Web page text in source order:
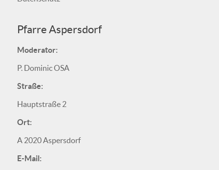
Pfarre Aspersdorf
Moderator:
P. Dominic OSA
Straße:
Hauptstraße 2
Ort:
A 2020 Aspersdorf
E-Mail: